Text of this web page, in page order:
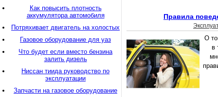
Правила
О
в
Как повысить плотность
аккумулятора автомобиля
Потряхивает двигатель на холостых
Газовое оборудование для уаз
Что будет если вместо бензина
залить дизель
Ниссан тиида руководство по
эксплуатации
Запчасти на газовое оборудование